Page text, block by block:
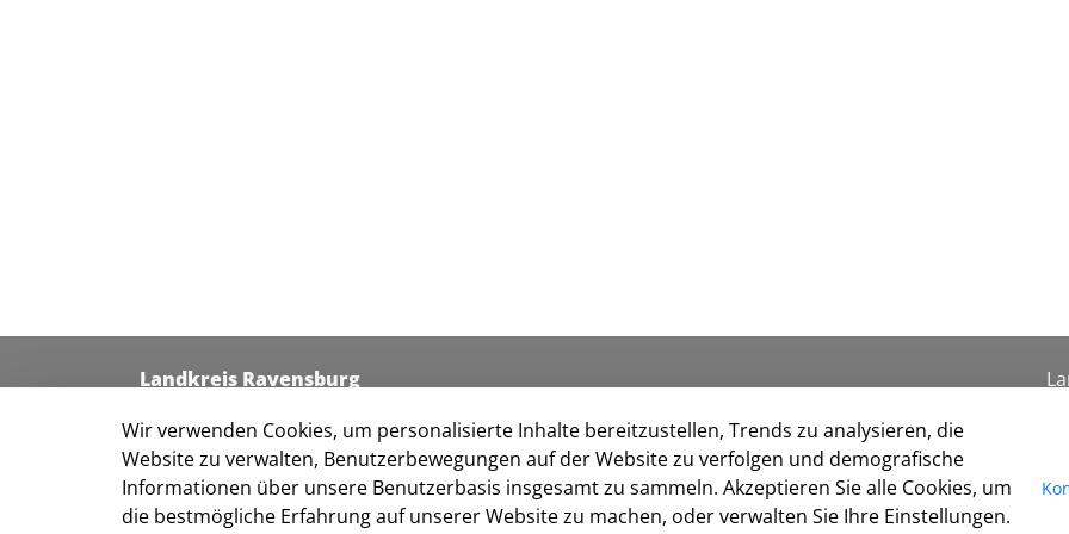
Landkreis Ravensburg
Friedenstraße 6
88212 Ravensburg
Kontakt
Wir verwenden Cookies, um personalisierte Inhalte bereitzustellen, Trends zu analysieren, die
Website zu verwalten, Benutzerbewegungen auf der Website zu verfolgen und demografische
Informationen über unsere Benutzerbasis insgesamt zu sammeln. Akzeptieren Sie alle Cookies, um
die bestmögliche Erfahrung auf unserer Website zu machen, oder verwalten Sie Ihre Einstellungen.